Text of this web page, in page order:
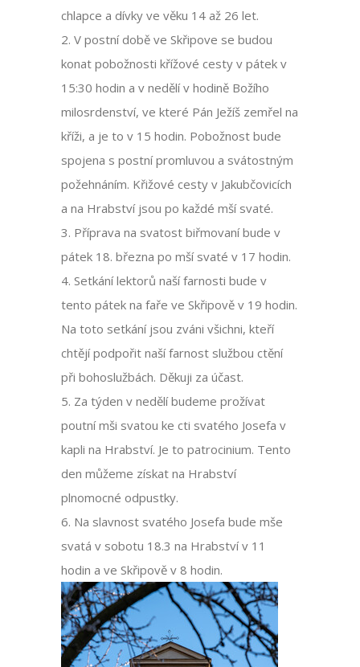
chlapce a dívky ve věku 14 až 26 let.
2. V postní době ve Skřipove se budou
konat pobožnosti křížové cesty v pátek v
15:30 hodin a v nedělí v hodině Božího
milosrdenství, ve které Pán Ježíš zemřel na
kříži, a je to v 15 hodin. Pobožnost bude
spojena s postní promluvou a svátostným
požehnáním. Křižové cesty v Jakubčovicích
a na Hrabství jsou po každé mší svaté.
3. Příprava na svatost biřmovaní bude v
pátek 18. března po mší svaté v 17 hodin.
4. Setkání lektorů naší farnosti bude v
tento pátek na faře ve Skřipově v 19 hodin.
Na toto setkání jsou zváni všichni, kteří
chtějí podpořit naší farnost službou ctění
při bohoslužbách. Děkuji za účast.
5. Za týden v nedělí budeme prožívat
poutní mši svatou ke cti svatého Josefa v
kapli na Hrabství. Je to patrocinium. Tento
den můžeme získat na Hrabství
plnomocné odpustky.
6. Na slavnost svatého Josefa bude mše
svatá v sobotu 18.3 na Hrabství v 11
hodin a ve Skřipově v 8 hodin.